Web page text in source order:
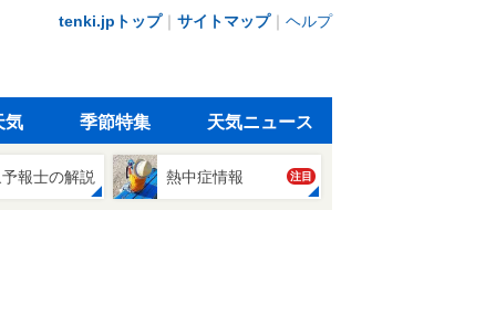
tenki.jpトップ｜ サイトマップ｜ ヘルプ
気 季節特集 天気ニュース
報士の解説 熱中症情報 注目